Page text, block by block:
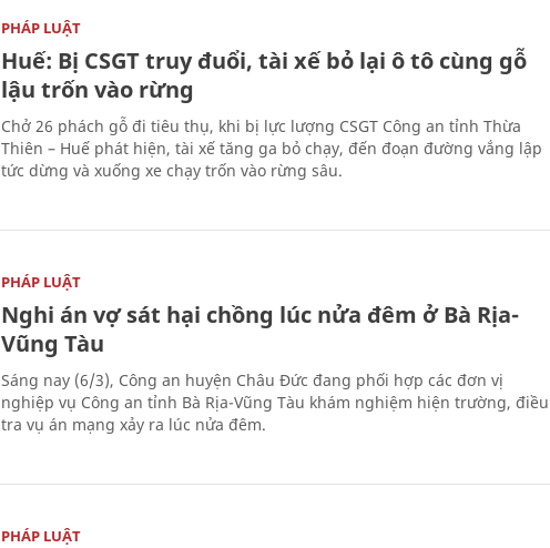
PHÁP LUẬT
Huế: Bị CSGT truy đuổi, tài xế bỏ lại ô tô cùng gỗ
lậu trốn vào rừng
Chở 26 phách gỗ đi tiêu thụ, khi bị lực lượng CSGT Công an tỉnh Thừa
Thiên – Huế phát hiện, tài xế tăng ga bỏ chạy, đến đoạn đường vắng lập
tức dừng và xuống xe chạy trốn vào rừng sâu.
PHÁP LUẬT
Nghi án vợ sát hại chồng lúc nửa đêm ở Bà Rịa-
Vũng Tàu
Sáng nay (6/3), Công an huyện Châu Đức đang phối hợp các đơn vị
nghiệp vụ Công an tỉnh Bà Rịa-Vũng Tàu khám nghiệm hiện trường, điều
tra vụ án mạng xảy ra lúc nửa đêm.
PHÁP LUẬT